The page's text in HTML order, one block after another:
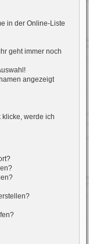
in der Online-Liste
geht immer noch
angezeigt
werde ich